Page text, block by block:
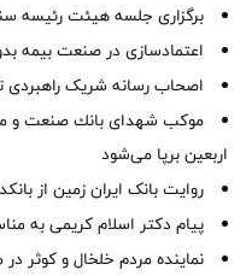
برگزاری جلسه هیئت رئیسه
اعتمادسازی در صنعت بیمه
اصحاب رسانه شریک
موكب شهدای بانك صنعت و
اربعین برپا می‌شود
روایت بانک ایران زمین از
پیام دکتر اسلام کریمی به